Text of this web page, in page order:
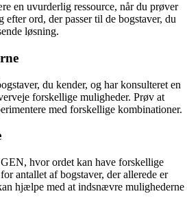
en uvurderlig ressource, når du prøver
efter ord, der passer til de bogstaver, du
løsning.
du kender, og har konsulteret en
forskellige muligheder. Prøv at
med forskellige kombinationer.
hvor ordet kan have forskellige
antallet af bogstaver, der allerede er
hjælpe med at indsnævre mulighederne